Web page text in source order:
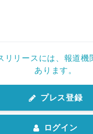
リリースには、報道機
あります。
プレス登録
ログイン